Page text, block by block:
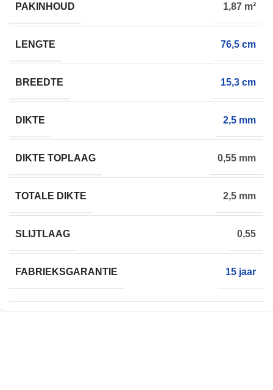
PAKINHOUD 1,87 m²
LENGTE 76,5 cm
BREEDTE 15,3 cm
DIKTE 2,5 mm
DIKTE TOPLAAG 0,55 mm
TOTALE DIKTE 2,5 mm
SLIJTLAAG 0,55
FABRIEKSGARANTIE 15 jaar